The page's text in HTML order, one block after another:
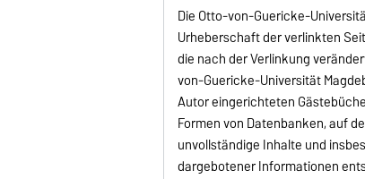
Die Otto-von-Guericke-
Urheberschaft der verlinkten
die nach der Verlinkung
von-Guericke-Universität
Autor eingerichteten
Formen von Datenbanken, auf
unvollständige Inhalte und
dargebotener Informationen